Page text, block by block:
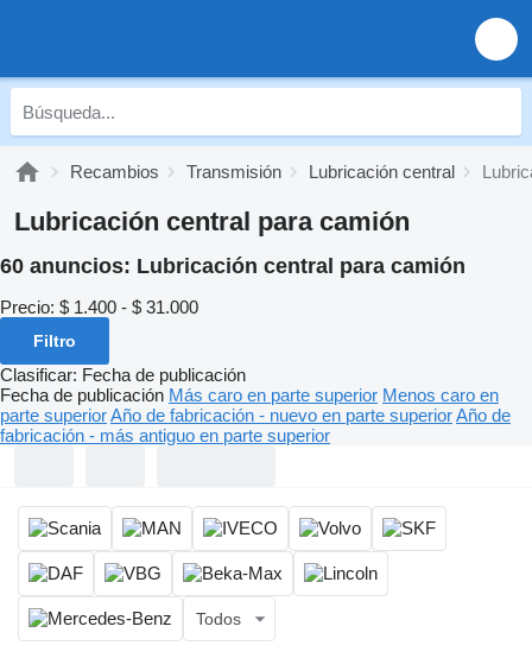
Recambios Transmisión Lubricación central
Lubricación central para camión
60 anuncios: Lubricación central para camión
Precio: $ 1.400 - $ 31.000
Filtro
Clasificar: Fecha de publicación
Fecha de publicación Más caro en parte superior Menos caro en
parte superiorAño de fabricación - nuevo en parte superiorAño de
fabricación - más antiguo en parte superior
Todos